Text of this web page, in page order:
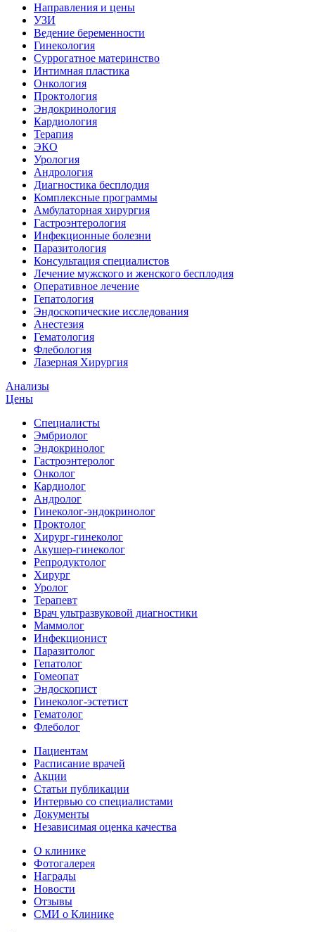
Направления и цены
УЗИ
Ведение беременности
Гинекология
Суррогатное материнство
Интимная пластика
Онкология
Проктология
Эндокринология
Кардиология
Терапия
ЭКО
Урология
Андрология
Диагностика бесплодия
Комплексные программы
Амбулаторная хирургия
Гастроэнтерология
Инфекционные болезни
Паразитология
Консультация специалистов
Лечение мужского и женского бесплодия
Оперативное лечение
Гепатология
Эндоскопические исследования
Анестезия
Гематология
Флебология
Лазерная Хирургия
Анализы
Цены
Специалисты
Эмбриолог
Эндокринолог
Гастроэнтеролог
Онколог
Кардиолог
Андролог
Гинеколог-эндокринолог
Проктолог
Хирург-гинеколог
Акушер-гинеколог
Репродуктолог
Хирург
Уролог
Терапевт
Врач ультразвуковой диагностики
Маммолог
Инфекционист
Паразитолог
Гепатолог
Гомеопат
Эндоскопист
Гинеколог-эстетист
Гематолог
Флеболог
Пациентам
Расписание врачей
Акции
Статьи публикации
Интервью со специалистами
Документы
Независимая оценка качества
О клинике
Фотогалерея
Награды
Новости
Отзывы
СМИ о Клинике